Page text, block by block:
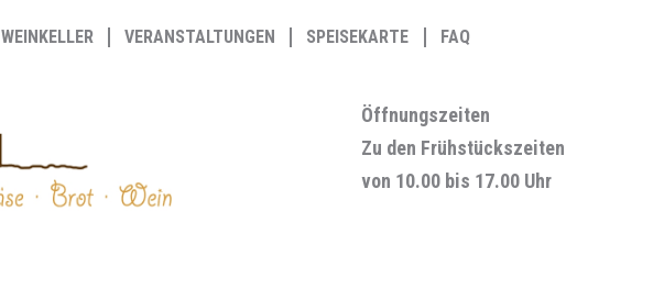
WEINKELLER VERANSTALTUNGEN SPEISEKARTE FAQ
Öffnungszeiten
Zu den Frühstückszeiten
von 10.00 bis 17.00 Uhr